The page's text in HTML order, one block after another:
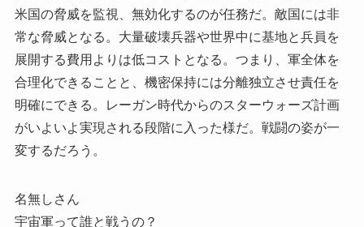
米国の脅威を監視、無効化するのが任務だ。敵国には非
常な脅威となる。大量破壊兵器や世界中に基地と兵員を
展開する費用よりは低コストとなる。つまり、軍全体を
合理化できることと、機密保持には分離独立させ責任を
明確にできる。レーガン時代からのスターウォーズ計画
がいよいよ実現される段階に入った様だ。戦闘の姿が一
変するだろう。
名無しさん
宇宙軍って誰と戦うの？